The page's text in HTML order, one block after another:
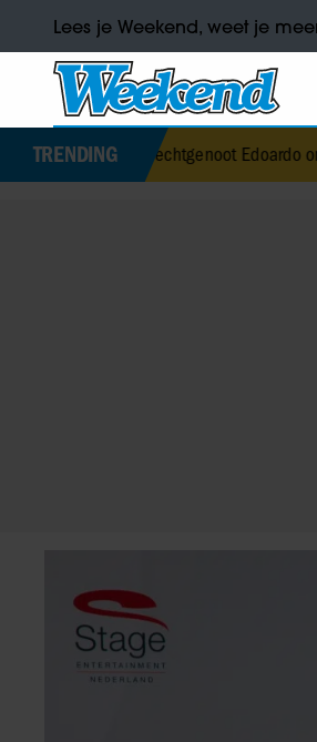
Lees je Weekend, weet je
TRENDING
echtgenoot Edoardo ontkent